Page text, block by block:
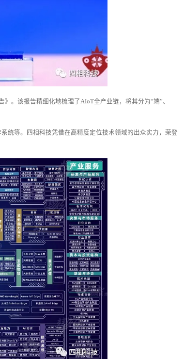
。该报告精细化地梳理了AIoT全产业链，将其分为“端”、
统等。四相科技凭借在高精度定位技术领域的出众实力，荣登